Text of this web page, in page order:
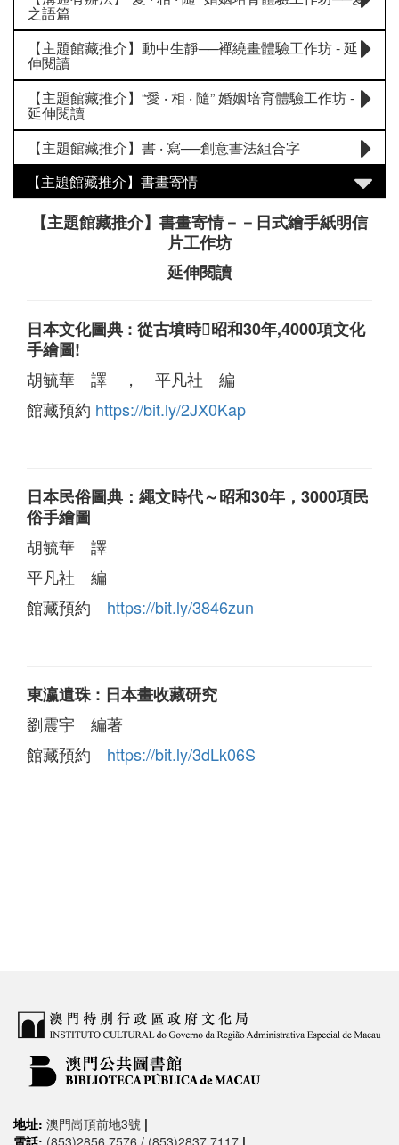
之語篇
【主題館藏推介】動中生靜──襌繞畫體驗工作坊 - 延
伸閱讀
【主題館藏推介】“愛 ‧ 相 ‧ 隨” 婚姻培育體驗工作坊 -
延伸閱讀
【主題館藏推介】書 ‧ 寫──創意書法組合字
【主題館藏推介】書畫寄情
【主題館藏推介】書畫寄情－－日式繪手紙明信
片工作坊
延伸閱讀
日本文化圖典 : 從古墳時代̃昭和30年,4000項文化
手繪圖!
胡毓華 譯 ， 平凡社 編
館藏預約 https://bit.ly/2JX0Kap
日本民俗圖典：繩文時代～昭和30年，3000項民
俗手繪圖
胡毓華 譯
平凡社 編
館藏預約 https://bit.ly/3846zun
東瀛遺珠 : 日本畫收藏研究
劉震宇 編著
館藏預約 https://bit.ly/3dLk06S
地址: 澳門崗頂前地3號 |